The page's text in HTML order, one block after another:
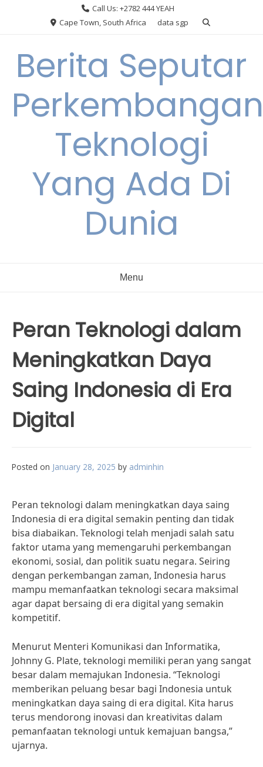
Call Us: +2782 444 YEAH
Cape Town, South Africa
data sgp
Berita Seputar
Perkembangan
Teknologi
Yang Ada Di
Dunia
Menu
Peran Teknologi dalam
Meningkatkan Daya
Saing Indonesia di Era
Digital
Posted on January 28, 2025 by adminhin
Peran teknologi dalam meningkatkan daya saing
Indonesia di era digital semakin penting dan tidak
bisa diabaikan. Teknologi telah menjadi salah satu
faktor utama yang memengaruhi perkembangan
ekonomi, sosial, dan politik suatu negara. Seiring
dengan perkembangan zaman, Indonesia harus
mampu memanfaatkan teknologi secara maksimal
agar dapat bersaing di era digital yang semakin
kompetitif.
Menurut Menteri Komunikasi dan Informatika,
Johnny G. Plate, teknologi memiliki peran yang sangat
besar dalam memajukan Indonesia. “Teknologi
memberikan peluang besar bagi Indonesia untuk
meningkatkan daya saing di era digital. Kita harus
terus mendorong inovasi dan kreativitas dalam
pemanfaatan teknologi untuk kemajuan bangsa,”
ujarnya.